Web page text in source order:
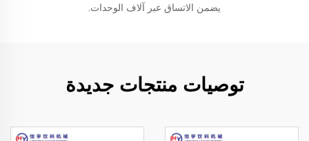
يضمن الاتساق عبر آلاف الوحدات.
توصيات منتجات جديدة